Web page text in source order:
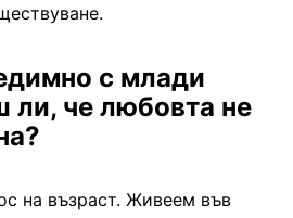
с млади
ли, че любовта не
на възраст. Живеем във